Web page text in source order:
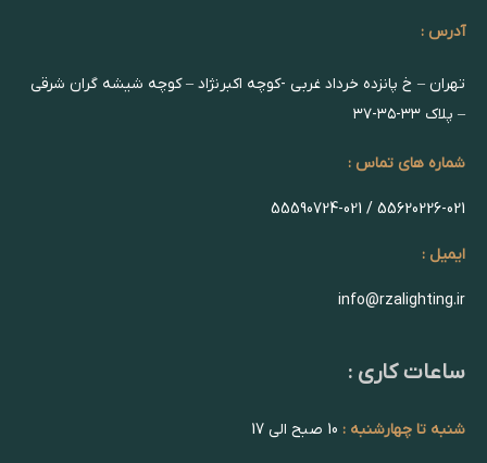
آدرس :
تهران – خ پانزده خرداد غربی -کوچه اکبرنژاد – کوچه شیشه گران شرقی
– پلاک ۳۳-۳۵-۳۷
شماره های تماس :
55620226-021 / 55590724-021
ایمیل :
info@rzalighting.ir
ساعات کاری :
شنبه تا چهارشنبه :